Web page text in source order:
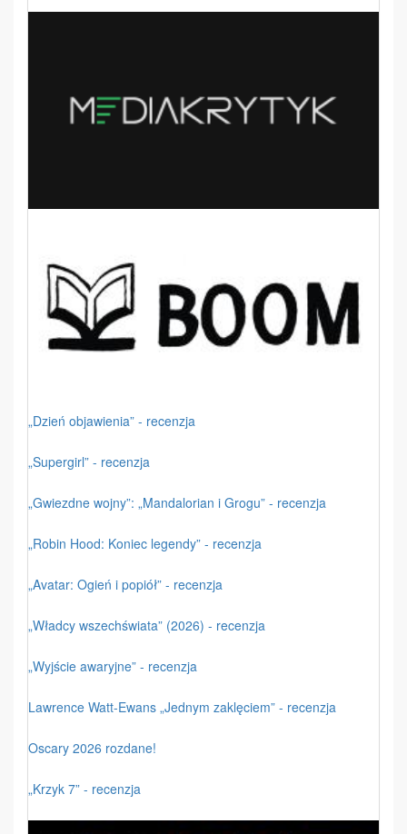
„Dzień objawienia” - recenzja
„Supergirl” - recenzja
„Gwiezdne wojny”: „Mandalorian i Grogu” - recenzja
„Robin Hood: Koniec legendy” - recenzja
„Avatar: Ogień i popiół” - recenzja
„Władcy wszechświata” (2026) - recenzja
„Wyjście awaryjne” - recenzja
Lawrence Watt-Ewans „Jednym zaklęciem” - recenzja
Oscary 2026 rozdane!
„Krzyk 7” - recenzja